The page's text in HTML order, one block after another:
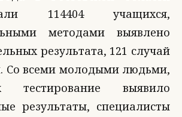
114404 учащихся,
методами выявлено
результата, 121 случай
Со всеми молодыми людьми,
выявило
результаты, специалисты